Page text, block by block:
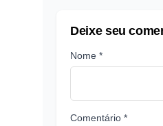
Deixe seu
Nome *
Comentário *